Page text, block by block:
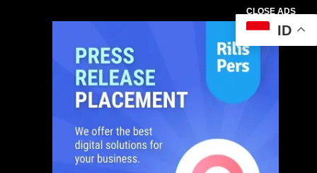
CLOSE ADS
ID